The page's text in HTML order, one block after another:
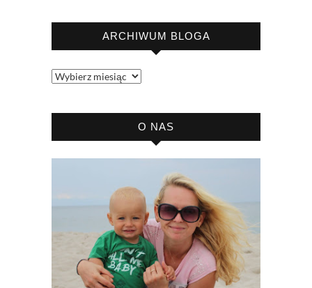
ARCHIWUM BLOGA
Archiwum
O NAS